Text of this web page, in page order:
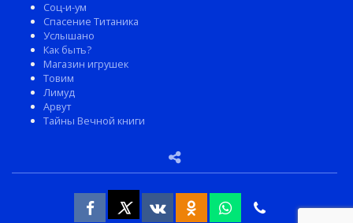
Соц-и-ум
Спасение Титаника
Услышано
Как быть?
Магазин игрушек
Товим
Лимуд
Арвут
Тайны Вечной книги